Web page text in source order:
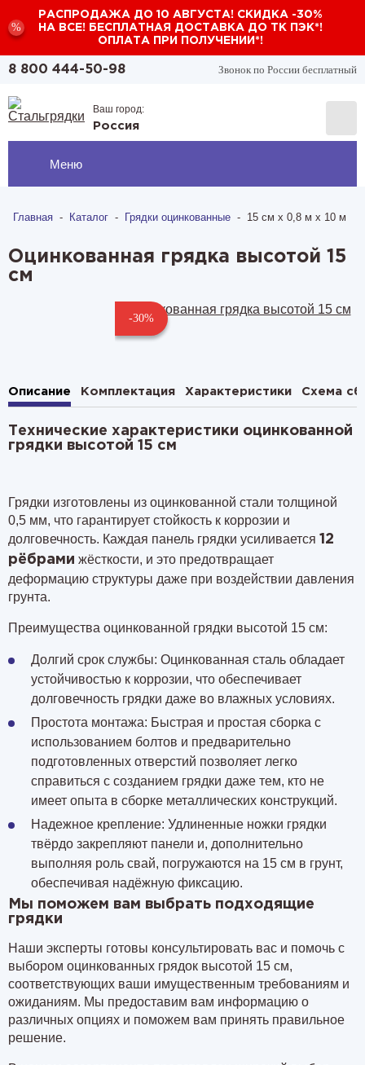
%
РАСПРОДАЖА ДО 10 АВГУСТА! СКИДКА -30%
НА ВСЕ! БЕСПЛАТНАЯ ДОСТАВКА ДО ТК ПЭК*!
ОПЛАТА ПРИ ПОЛУЧЕНИИ*!
8 800 444-50-98 Звонок по России бесплатный
Ваш город:
Россия
Меню
Главная - Каталог - Грядки оцинкованные - 15 см х 0,8 м х 10 м
Оцинкованная грядка высотой 15
см
-30%
Описание Комплектация Характеристики Схема
Технические характеристики оцинкованной
грядки высотой 15 см
Грядки изготовлены из оцинкованной стали толщиной
0,5 мм, что гарантирует стойкость к коррозии и
долговечность. Каждая панель грядки усиливается 12
рёбрами жёсткости, и это предотвращает
деформацию структуры даже при воздействии давления
грунта.
Преимущества оцинкованной грядки высотой 15 см:
Долгий срок службы: Оцинкованная сталь обладает
устойчивостью к коррозии, что обеспечивает
долговечность грядки даже во влажных условиях.
Простота монтажа: Быстрая и простая сборка с
использованием болтов и предварительно
подготовленных отверстий позволяет легко
справиться с созданием грядки даже тем, кто не
имеет опыта в сборке металлических конструкций.
Надежное крепление: Удлиненные ножки грядки
твёрдо закрепляют панели и, дополнительно
выполняя роль свай, погружаются на 15 см в грунт,
обеспечивая надёжную фиксацию.
Мы поможем вам выбрать подходящие
грядки
Наши эксперты готовы консультировать вас и помочь с
выбором оцинкованных грядок высотой 15 см,
соответствующих ваши имущественным требованиям и
ожиданиям. Мы предоставим вам информацию о
различных опциях и поможем вам принять правильное
решение.